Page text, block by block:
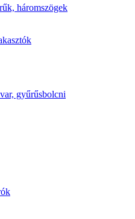
háromszögek
gyűrűsbolcni